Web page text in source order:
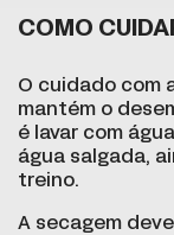
COMO
O cuidado com
mantém o
é lavar com
água salgada,
treino.
A secagem